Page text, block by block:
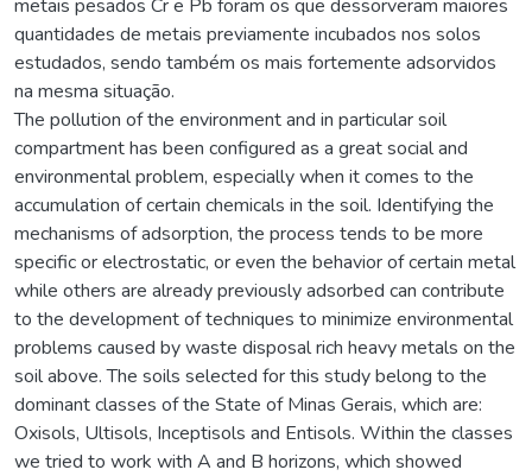
metais pesados Cr e Pb foram os que dessorveram maiores
quantidades de metais previamente incubados nos solos
estudados, sendo também os mais fortemente adsorvidos
na mesma situação.
The pollution of the environment and in particular soil
compartment has been configured as a great social and
environmental problem, especially when it comes to the
accumulation of certain chemicals in the soil. Identifying the
mechanisms of adsorption, the process tends to be more
specific or electrostatic, or even the behavior of certain metal
while others are already previously adsorbed can contribute
to the development of techniques to minimize environmental
problems caused by waste disposal rich heavy metals on the
soil above. The soils selected for this study belong to the
dominant classes of the State of Minas Gerais, which are:
Oxisols, Ultisols, Inceptisols and Entisols. Within the classes
we tried to work with A and B horizons, which showed